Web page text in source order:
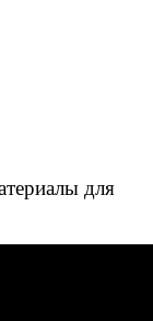
для